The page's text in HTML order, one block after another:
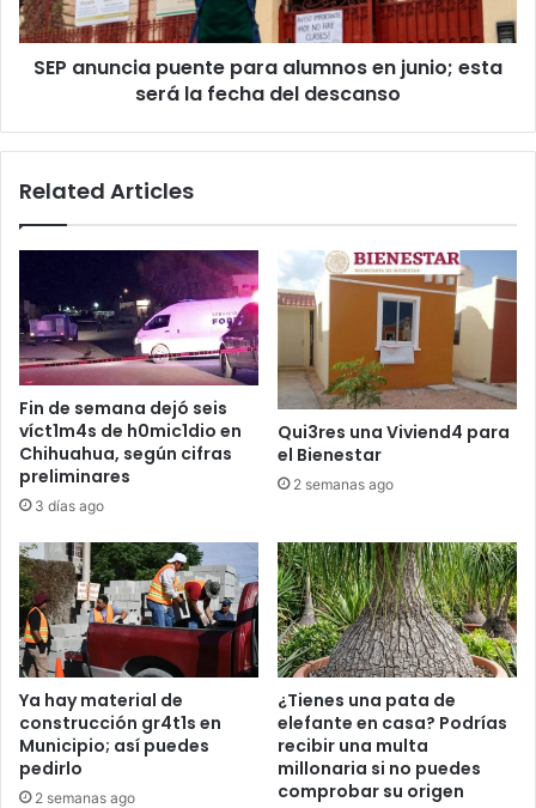
esta
será
SEP anuncia puente para alumnos en junio; esta
será la fecha del descanso
Related Articles
Fin de semana dejó seis
víct1m4s de h0mic1dio en
Chihuahua, según cifras
preliminares
3 días ago
Qui3res una Viviend4 para
el Bienestar
2 semanas ago
Ya hay material de
construcción gr4t1s en
Municipio; así puedes
pedirlo
2 semanas ago
¿Tienes una pata de
elefante en casa? Podrías
recibir una multa
millonaria si no puedes
comprobar su origen